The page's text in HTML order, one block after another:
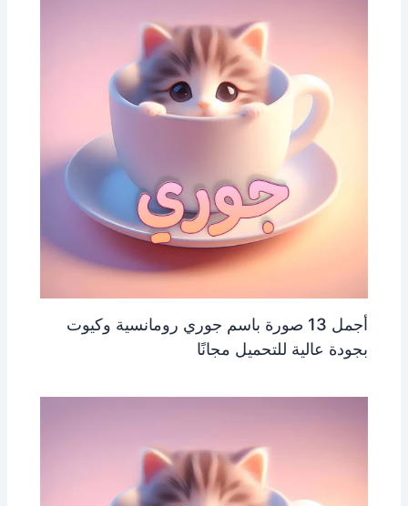
أجمل 13 صورة باسم جوري رومانسية وكيوت
بجودة عالية للتحميل مجانًا